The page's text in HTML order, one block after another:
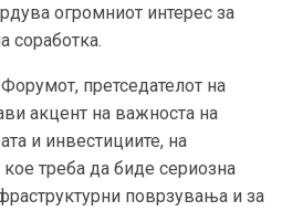
огромниот интерес за
соработка.
претседателот на
акцент на важноста на
и инвестициите, на
треба да биде сериозна
поврзувања и за